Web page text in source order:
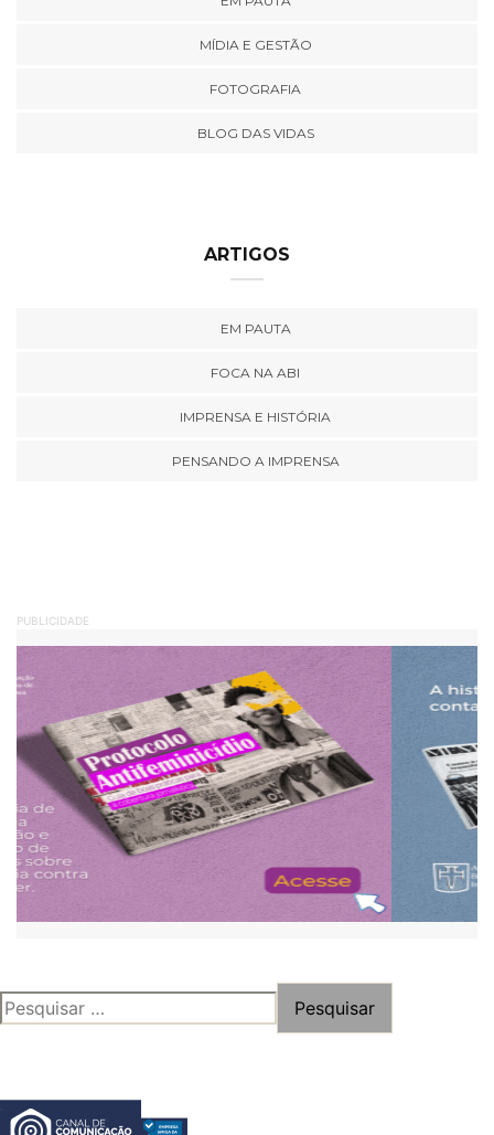
MÍDIA E GESTÃO
FOTOGRAFIA
BLOG DAS VIDAS
ARTIGOS
EM PAUTA
FOCA NA ABI
IMPRENSA E HISTÓRIA
PENSANDO A IMPRENSA
PUBLICIDADE
PESQUISAR
POR: